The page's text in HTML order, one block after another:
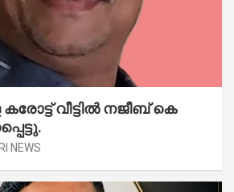
വീട്ടിൽ നജീബ് കെ
NEWS